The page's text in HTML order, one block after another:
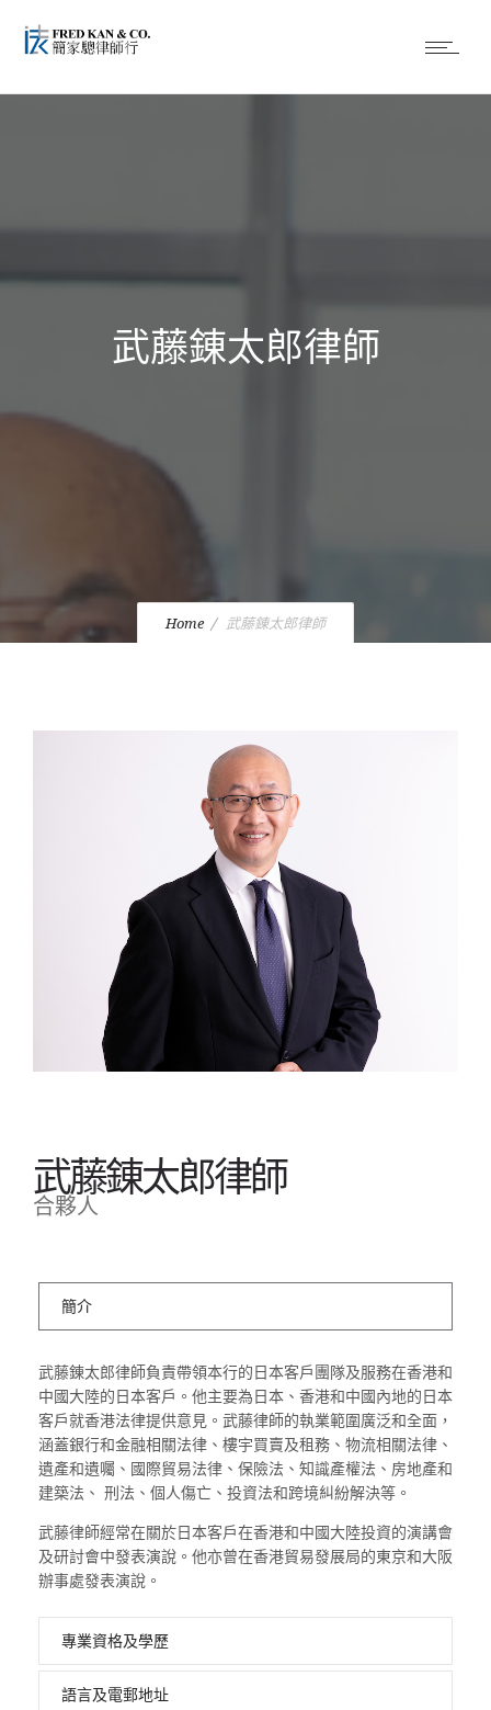
武藤錬太郎律師
Home 武藤錬太郎律師
武藤錬太郎律師
合夥人
簡介
武藤錬太郎律師負責帶領本行的日本客戶團隊及服務在香港和
中國大陸的日本客戶。他主要為日本、香港和中國內地的日本
客戶就香港法律提供意見。武藤律師的執業範圍廣泛和全面，
涵蓋銀行和金融相關法律、樓宇買賣及租務、物流相關法律、
遺產和遺囑、國際貿易法律、保險法、知識產權法、房地產和
建築法、 刑法、個人傷亡、投資法和跨境糾紛解決等。
武藤律師經常在關於日本客戶在香港和中國大陸投資的演講會
及研討會中發表演說。他亦曾在香港貿易發展局的東京和大阪
辦事處發表演說。
專業資格及學歷
語言及電郵地址